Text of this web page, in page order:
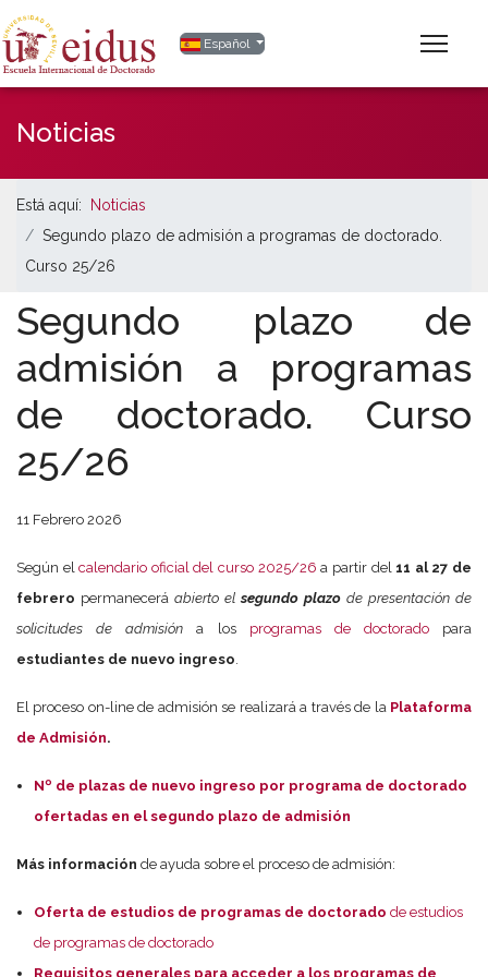
Seleccione su idioma
Español
Noticias
Está aquí:
Noticias
Segundo plazo de admisión a programas de doctorado.
Curso 25/26
Segundo plazo de
admisión a programas
de doctorado. Curso
25/26
11 Febrero 2026
Según elcalendario oficial del curso 2025/26 a partir del 11 al 27 de
febrero permanecerá abierto elsegundo plazo de presentación de
solicitudes de admisión a los programas de doctoradopara
estudiantes de nuevo ingreso.
El proceso on-line de admisión se realizará a través de la Plataforma
de Admisión.
Nº de plazas de nuevo ingreso por programa de doctorado
ofertadas en el segundo plazo de admisión
Más información de ayuda sobre el proceso de admisión:
Oferta de estudios de programas de doctorado de estudios
de programas de doctorado
Requisitos generales para acceder a los programas de